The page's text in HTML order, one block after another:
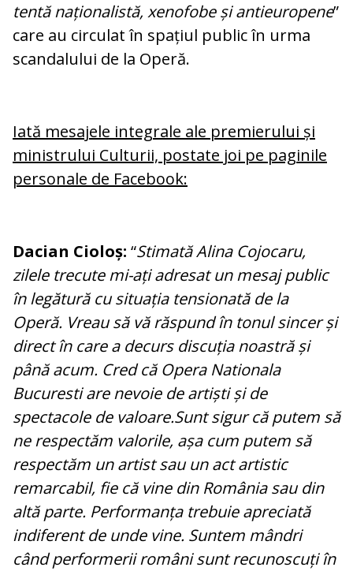
tentă naționalistă, xenofobe și antieuropene”
care au circulat în spațiul public în urma
scandalului de la Operă.
Iată mesajele integrale ale premierului și
ministrului Culturii, postate joi pe paginile
personale de Facebook:
Dacian Cioloș: “StimatăAlina Cojocaru,
zilele trecute mi-ați adresat un mesaj public
în legătură cu situația tensionată de la
Operă. Vreau să vă răspund în tonul sincer și
direct în care a decurs discuția noastră și
până acum. Cred că Opera Nationala
Bucuresti are nevoie de artiști și de
spectacole de valoare.Sunt sigur că putem să
ne respectăm valorile, așa cum putem să
respectăm un artist sau un act artistic
remarcabil, fie că vine din România sau din
altă parte. Performanța trebuie apreciată
indiferent de unde vine. Suntem mândri
când performerii români sunt recunoscuți în